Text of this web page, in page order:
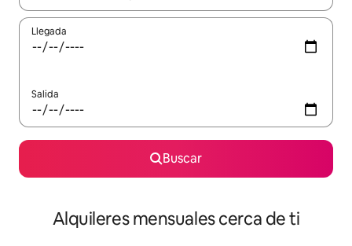
Llegada
Salida
Buscar
Alquileres mensuales cerca de ti